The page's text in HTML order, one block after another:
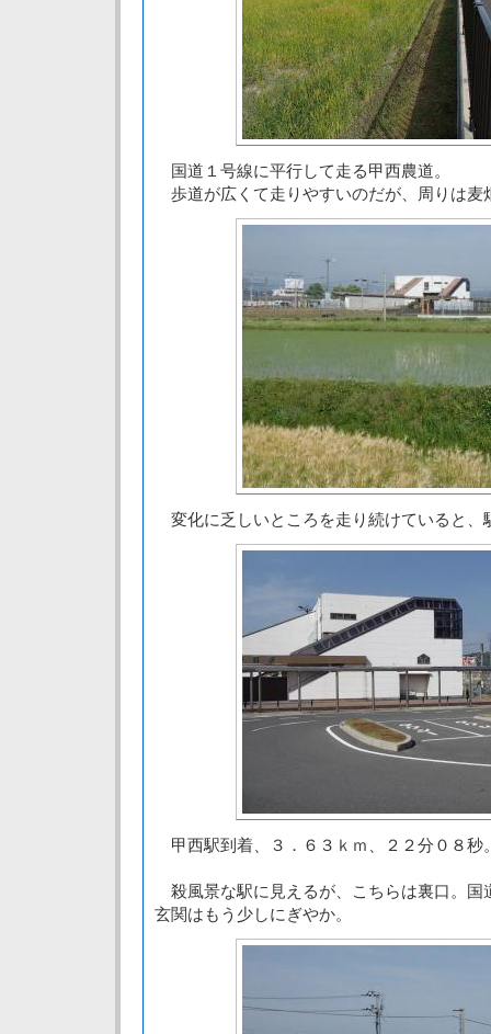
国道１号線に平行して走る甲西農道。
歩道が広くて走りやすいのだが、周りは麦
変化に乏しいところを走り続けていると、
甲西駅到着、３．６３ｋｍ、２２分０８秒
殺風景な駅に見えるが、こちらは裏口。国
玄関はもう少しにぎやか。